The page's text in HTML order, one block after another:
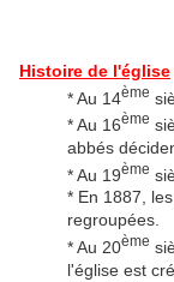
Histoire de l'église
* Au 14ème
* Au 16ème
abbés
* Au 19ème
* En 1887,
regroupées.
* Au 20ème
l'église est